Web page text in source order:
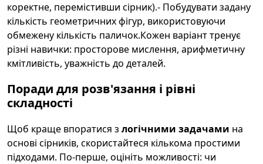
коректне, перемістивши сірник).- Побудувати задану
кількість геометричних фігур, використовуючи
обмежену кількість паличок.Кожен варіант тренує
різні навички: просторове мислення, арифметичну
кмітливість, уважність до деталей.
Поради для розв'язання і рівні
складності
Щоб краще впоратися з логічними задачами на
основі сірників, скористайтеся кількома простими
підходами. По-перше, оцініть можливості: чи